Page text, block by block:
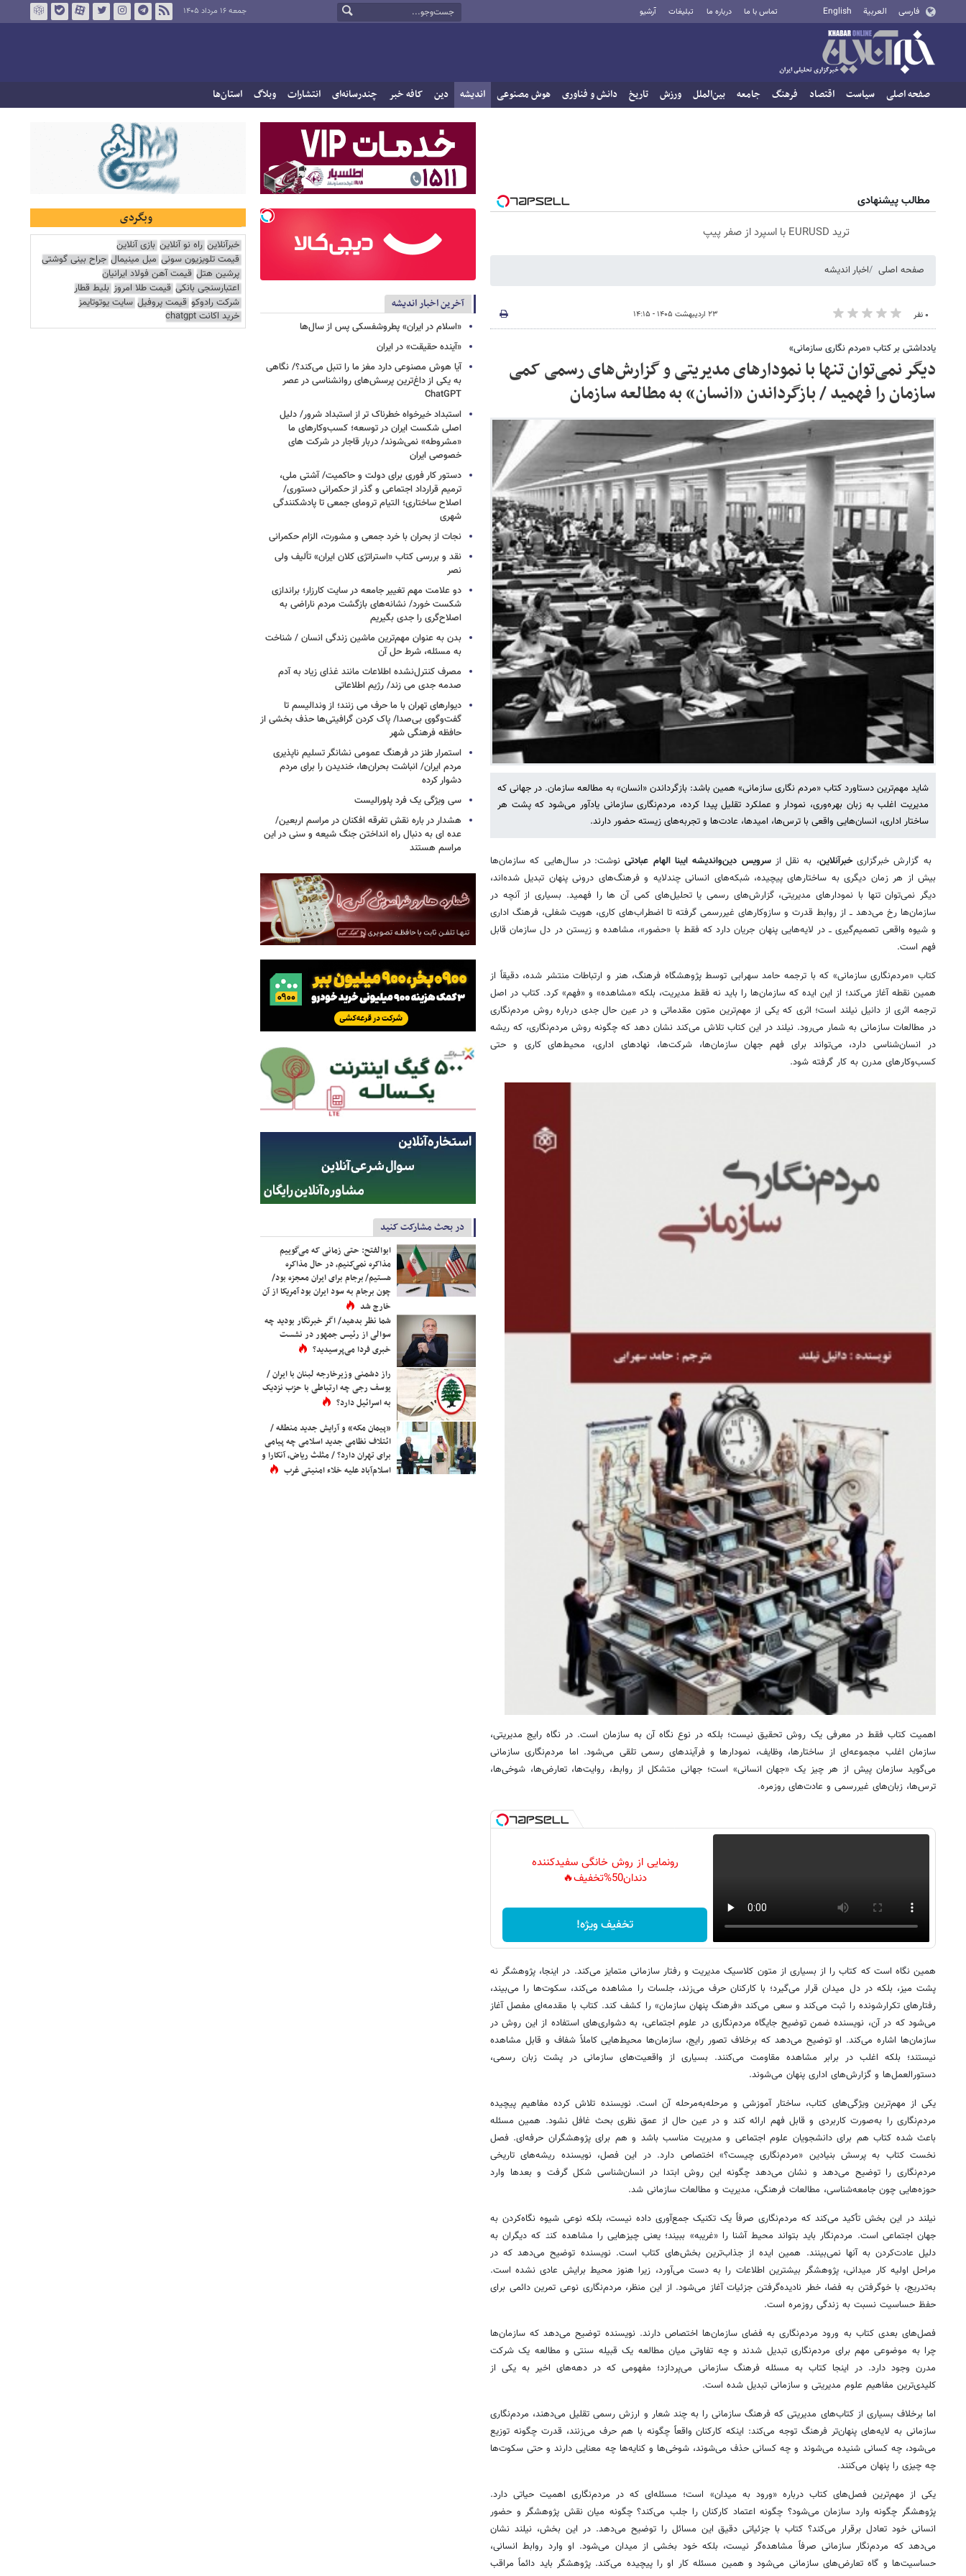
فارسی العربية English تماس با ما درباره ما تبلیغات آرشیو جمعه ۱۶ مرداد ۱۴۰۵
صفحه اصلی سیاست اقتصاد فرهنگ جامعه بین‌الملل ورزش تاریخ دانش و فناوری هوش مصنوعی اندیشه دین کافه خبر چندرسانه‌ای انتشارات وبلاگ استان‌ها
مطالب پیشنهادی
ترید EURUSD با اسپرد از صفر پیپ
صفحه اصلی اخبار اندیشه
۰ نفر ۲۳ اردیبهشت ۱۴۰۵ - ۱۴:۱۵
یادداشتی بر کتاب «مردم نگاری سازمانی»
دیگر نمی‌توان تنها با نمودارهای مدیریتی و گزارش‌های رسمی کمی
سازمان را فهمید / بازگرداندن «انسان» به مطالعه سازمان
شاید مهم‌ترین دستاورد کتاب «مردم نگاری سازمانی» همین باشد: بازگرداندن «انسان» به مطالعه سازمان. در جهانی که
مدیریت اغلب به زبان بهره‌وری، نمودار و عملکرد تقلیل پیدا کرده، مردم‌نگاری سازمانی یادآور می‌شود که پشت هر
ساختار اداری، انسان‌هایی واقعی با ترس‌ها، امیدها، عادت‌ها و تجربه‌های زیسته حضور دارند.
به گزارش خبرگزاریخبرآنلاین، به نقل ازسرویس دین‌واندیشه ایبنا الهام عبادتی نوشت: در سال‌هایی که سازمان‌ها
بیش از هر زمان دیگری به ساختارهای پیچیده، شبکه‌های انسانی چندلایه و فرهنگ‌های درونی پنهان تبدیل شده‌اند،
دیگر نمی‌توان تنها با نمودارهای مدیریتی، گزارش‌های رسمی یا تحلیل‌های کمی آن ها را فهمید. بسیاری از آنچه در
سازمان‌ها رخ می‌دهد ــ از روابط قدرت و سازوکارهای غیررسمی گرفته تا اضطراب‌های کاری، هویت شغلی، فرهنگ اداری
و شیوه واقعی تصمیم‌گیری ــ در لایه‌هایی پنهان جریان دارد که فقط با «حضور»، مشاهده و زیستن در دل سازمان قابل
فهم است.
کتاب «مردم‌نگاری سازمانی» که با ترجمه حامد سهرابی توسط پژوهشگاه فرهنگ، هنر و ارتباطات منتشر شده، دقیقاً از
همین نقطه آغاز می‌کند؛ از این ایده که سازمان‌ها را باید نه فقط مدیریت، بلکه «مشاهده» و «فهم» کرد. کتاب در اصل
ترجمه اثری از دانیل نیلند است؛ اثری که یکی از مهم‌ترین متون مقدماتی و در عین حال جدی درباره روش مردم‌نگاری
در مطالعات سازمانی به شمار می‌رود. نیلند در این کتاب تلاش می‌کند نشان دهد که چگونه روش مردم‌نگاری، که ریشه
در انسان‌شناسی دارد، می‌تواند برای فهم جهان سازمان‌ها، شرکت‌ها، نهادهای اداری، محیط‌های کاری و حتی
کسب‌وکارهای مدرن به کار گرفته شود.
اهمیت کتاب فقط در معرفی یک روش تحقیق نیست؛ بلکه در نوع نگاه آن به سازمان است. در نگاه رایج مدیریتی،
سازمان اغلب مجموعه‌ای از ساختارها، وظایف، نمودارها و فرآیندهای رسمی تلقی می‌شود. اما مردم‌نگاری سازمانی
می‌گوید سازمان پیش از هر چیز یک «جهان انسانی» است؛ جهانی متشکل از روابط، روایت‌ها، تعارض‌ها، شوخی‌ها،
ترس‌ها، زبان‌های غیررسمی و عادت‌های روزمره.
رونمایی از روش خانگی سفیدکننده
دندان50%تخفیف🔥
تخفیف ویژه!
همین نگاه است که کتاب را از بسیاری از متون کلاسیک مدیریت و رفتار سازمانی متمایز می‌کند. در اینجا، پژوهشگر نه
پشت میز، بلکه در دل میدان قرار می‌گیرد؛ با کارکنان حرف می‌زند، جلسات را مشاهده می‌کند، سکوت‌ها را می‌بیند،
رفتارهای تکرارشونده را ثبت می‌کند و سعی می‌کند «فرهنگ پنهان سازمان» را کشف کند. کتاب با مقدمه‌ای مفصل آغاز
می‌شود که در آن، نویسنده ضمن توضیح جایگاه مردم‌نگاری در علوم اجتماعی، به دشواری‌های استفاده از این روش در
سازمان‌ها اشاره می‌کند. او توضیح می‌دهد که برخلاف تصور رایج، سازمان‌ها محیط‌هایی کاملاً شفاف و قابل مشاهده
نیستند؛ بلکه اغلب در برابر مشاهده مقاومت می‌کنند. بسیاری از واقعیت‌های سازمانی در پشت زبان رسمی،
دستورالعمل‌ها و گزارش‌های اداری پنهان می‌شوند.
یکی از مهم‌ترین ویژگی‌های کتاب، ساختار آموزشی و مرحله‌به‌مرحله آن است. نویسنده تلاش کرده مفاهیم پیچیده
مردم‌نگاری را به‌صورت کاربردی و قابل فهم ارائه کند و در عین حال از عمق نظری بحث غافل نشود. همین مسئله
باعث شده کتاب هم برای دانشجویان علوم اجتماعی و مدیریت مناسب باشد و هم برای پژوهشگران حرفه‌ای. فصل
نخست کتاب به پرسش بنیادین «مردم‌نگاری چیست؟» اختصاص دارد. در این فصل، نویسنده ریشه‌های تاریخی
مردم‌نگاری را توضیح می‌دهد و نشان می‌دهد چگونه این روش ابتدا در انسان‌شناسی شکل گرفت و بعدها وارد
حوزه‌هایی چون جامعه‌شناسی، مطالعات فرهنگی، مدیریت و مطالعات سازمانی شد.
نیلند در این بخش تأکید می‌کند که مردم‌نگاری صرفاً یک تکنیک جمع‌آوری داده نیست، بلکه نوعی شیوه نگاه‌کردن به
جهان اجتماعی است. مردم‌نگار باید بتواند محیط آشنا را «غریبه» ببیند؛ یعنی چیزهایی را مشاهده کند که دیگران به
دلیل عادت‌کردن به آنها نمی‌بینند. همین ایده از جذاب‌ترین بخش‌های کتاب است. نویسنده توضیح می‌دهد که در
مراحل اولیه کار میدانی، پژوهشگر بیشترین اطلاعات را به دست می‌آورد، زیرا هنوز محیط برایش عادی نشده است.
به‌تدریج، با خوگرفتن به فضا، خطر نادیده‌گرفتن جزئیات آغاز می‌شود. از این منظر، مردم‌نگاری نوعی تمرین دائمی برای
حفظ حساسیت نسبت به زندگی روزمره است.
فصل‌های بعدی کتاب به ورود مردم‌نگاری به فضای سازمان‌ها اختصاص دارند. نویسنده توضیح می‌دهد که سازمان‌ها
چرا به موضوعی مهم برای مردم‌نگاری تبدیل شدند و چه تفاوتی میان مطالعه یک قبیله سنتی و مطالعه یک شرکت
مدرن وجود دارد. در اینجا کتاب به مسئله فرهنگ سازمانی می‌پردازد؛ مفهومی که در دهه‌های اخیر به یکی از
کلیدی‌ترین مفاهیم علوم مدیریتی و سازمانی تبدیل شده است.
اما برخلاف بسیاری از کتاب‌های مدیریتی که فرهنگ سازمانی را به چند شعار و ارزش رسمی تقلیل می‌دهند، مردم‌نگاری
سازمانی به لایه‌های پنهان‌تر فرهنگ توجه می‌کند: اینکه کارکنان واقعاً چگونه با هم حرف می‌زنند، قدرت چگونه توزیع
می‌شود، چه کسانی شنیده می‌شوند و چه کسانی حذف می‌شوند، شوخی‌ها و کنایه‌ها چه معنایی دارند و حتی سکوت‌ها
چه چیزی را پنهان می‌کنند.
یکی از مهم‌ترین فصل‌های کتاب درباره «ورود به میدان» است؛ مسئله‌ای که در مردم‌نگاری اهمیت حیاتی دارد.
پژوهشگر چگونه وارد سازمان می‌شود؟ چگونه اعتماد کارکنان را جلب می‌کند؟ چگونه میان نقش پژوهشگر و حضور
انسانی خود تعادل برقرار می‌کند؟ کتاب با جزئیاتی دقیق این مسائل را توضیح می‌دهد. در این بخش، نیلند نشان
می‌دهد که مردم‌نگار سازمانی صرفاً مشاهده‌گر نیست، بلکه خود بخشی از میدان می‌شود. او وارد روابط انسانی،
حساسیت‌ها و گاه تعارض‌های سازمانی می‌شود و همین مسئله کار او را پیچیده می‌کند. پژوهشگر باید دائماً مراقب
آخرین اخبار اندیشه
«اسلام در ایران» پطروشفسکی پس از سال‌ها
«آینده حقیقت» در ایران
آیا هوش مصنوعی دارد مغز ما را تنبل می‌کند؟/ نگاهی
به یکی از داغ‌ترین پرسش‌های روانشناسی در عصر
ChatGPT
استبداد خیرخواه خطرناک تر از استبداد شرور/ دلیل
اصلی شکست ایران در توسعه؛ کسب‌وکارهای ما
«مشروطه» نمی‌شوند/ دربار قاجار در شرکت های
خصوصی ایران
دستور کار فوری برای دولت و حاکمیت/ آشتی ملی،
ترمیم قرارداد اجتماعی و گذر از حکمرانی دستوری/
اصلاح ساختاری؛ التیام ترومای جمعی تا پادشکنندگی
شهری
نجات از بحران با خرد جمعی و مشورت، الزام حکمرانی
نقد و بررسی کتاب «استراتژی کلان ایران» تألیف ولی
نصر
دو علامت مهم تغییر جامعه در سایت کارزار؛ براندازی
شکست خورد/ نشانه‌های بازگشت مردم ناراضی به
اصلاح‌گری را جدی بگیریم
بدن به عنوان مهم‌ترین ماشین زندگی انسان / شناخت
به مسئله، شرط حل آن
مصرف کنترل‌نشده اطلاعات مانند غذای زیاد به آدم
صدمه جدی می زند/ رژیم اطلاعاتی
دیوارهای تهران با ما حرف می زنند؛ از وندالیسم تا
گفت‌وگوی بی‌صدا/ پاک کردن گرافیتی‌ها حذف بخشی از
حافظه فرهنگی شهر
استمرار طنز در فرهنگ عمومی نشانگر تسلیم ناپذیری
مردم ایران/ انباشت بحران‌ها، خندیدن را برای مردم
دشوار کرده
سی ویژگی یک فرد پلورالیست
هشدار در باره نقش تفرقه افکنان در مراسم اربعین/
عده ای به دنبال راه انداختن جنگ شیعه و سنی در این
مراسم هستند
در بحث مشارکت کنید
ابوالفتح: حتی زمانی که می‌گوییم
مذاکره نمی‌کنیم، در حال مذاکره
هستیم/ برجام برای ایران معجزه بود/
چون برجام به سود ایران بود آمریکا از آن
خارج شد
شما نظر بدهید/ اگر خبرنگار بودید چه
سوالی از رئیس جمهور در نشست
خبری فردا می‌پرسیدید؟
راز دشمنی وزیرخارجه لبنان با ایران /
یوسف رجی چه ارتباطی با حزب نزدیک
به اسرائیل دارد؟
«پیمان مکه» و آرایش جدید منطقه /
ائتلاف نظامی جدید اسلامی چه پیامی
برای تهران دارد؟ / مثلث ریاض، آنکارا و
اسلام‌آباد علیه خلاء امنیتی غرب
وبگردی
خبرآنلاین راه نو آنلاین بازی آنلاین
قیمت تلویزیون سونی مبل مینیمال جراح بینی گوشتی
پرشین هتل قیمت آهن فولاد ایرانیان
اعتبارسنجی بانکی قیمت طلا امروز بلیط قطار
شرکت رادوکو قیمت پروفیل سایت یوتوتایمز
خرید اکانت chatgpt